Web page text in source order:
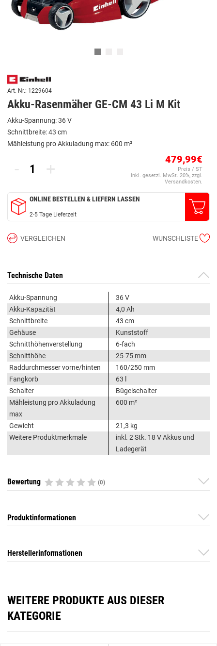
Art. Nr.: 1229604
Akku-Rasenmäher GE-CM 43 Li M Kit
Akku-Spannung: 36 V
Schnittbreite: 43 cm
Mähleistung pro Akkuladung max: 600 m²
- + 479,99€
Preis / ST
inkl. gesetzl. MwSt. 20%, zzgl.
Versandkosten.
ONLINE BESTELLEN & LIEFERN LASSEN
2-5 Tage Lieferzeit
VERGLEICHEN WUNSCHLISTE
Technische Daten
Akku-Spannung
36 V
Akku-Kapazität
4,0 Ah
Schnittbreite
43 cm
Gehäuse
Kunststoff
Schnitthöhenverstellung
6-fach
Schnitthöhe
25-75 mm
Raddurchmesser vorne/hinten
160/250 mm
Fangkorb
63 l
Schalter
Bügelschalter
Mähleistung pro Akkuladung
max
600 m²
Gewicht
21,3 kg
Weitere Produktmerkmale
inkl. 2 Stk. 18 V Akkus und
Ladegerät
Bewertung (0)
Produktinformationen
Herstellerinformationen
WEITERE PRODUKTE AUS DIESER
KATEGORIE